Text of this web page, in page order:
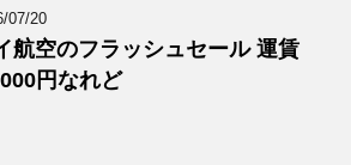
07/20
航空のフラッシュセール 運賃
円なれど